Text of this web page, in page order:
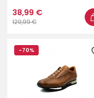
38,99 €
129,99 €
-70%